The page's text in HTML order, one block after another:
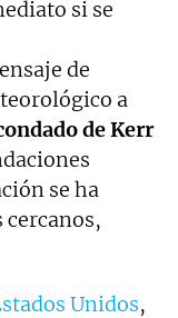
si se
de
a
de Kerr
se ha
cercanos,
Unidos,